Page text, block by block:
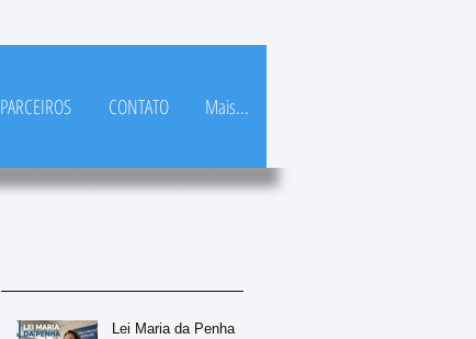
PARCEIROS CONTATO Mais...
Lei Maria da Penha